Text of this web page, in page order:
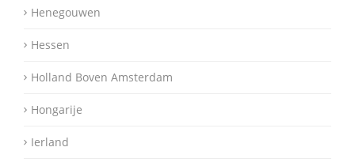
Henegouwen
Hessen
Holland Boven Amsterdam
Hongarije
Ierland